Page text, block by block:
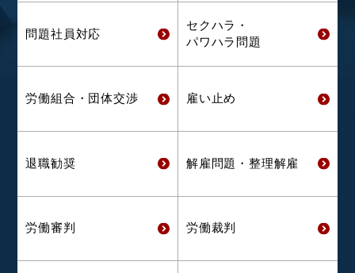
問題社員対応
セクハラ・
パワハラ問題
労働組合・ 団体交渉 雇い止め
退職勧奨 解雇問題・ 整理解雇
労働審判 労働裁判